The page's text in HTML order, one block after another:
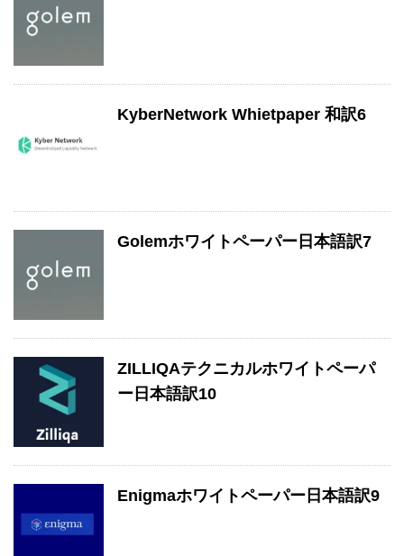
KyberNetwork Whietpaper 和訳6
Golemホワイトペーパー日本語訳7
ZILLIQAテクニカルホワイトペーパ
ー日本語訳10
Enigmaホワイトペーパー日本語訳9